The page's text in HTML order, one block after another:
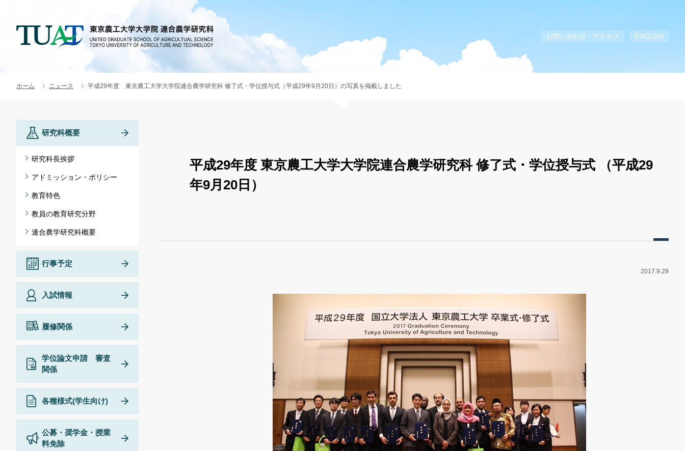
お問い合わせ・アクセス ENGLISH
ホーム ニュース 平成29年度 東京農工大学大学院連合農学研究科 修了式・学位授与式（平成29年9月20日）の写真を掲載しました
研究科概要
研究科長挨拶
アドミッション・ポリシー
教育特色
教員の教育研究分野
連合農学研究科概要
行事予定
入試情報
履修関係
学位論文申請 審査
関係
各種様式(学生向け)
公募・奨学金・授業
料免除
平成29年度 東京農工大学大学院連合農学研究科 修了式・学位授与式 （平成29
年9月20日）
2017.9.29